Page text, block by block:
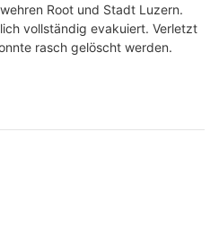
Root und Stadt Luzern.
vollständig evakuiert. Verletzt
rasch gelöscht werden.